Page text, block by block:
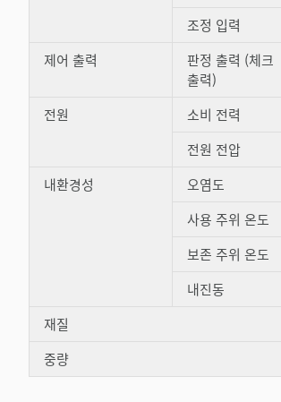
조정 입력
제어 출력
판정 출력 (체크
출력)
전원 소비 전력
전원 전압
내환경성 오염도
사용 주위 온도
보존 주위 온도
내진동
재질
중량